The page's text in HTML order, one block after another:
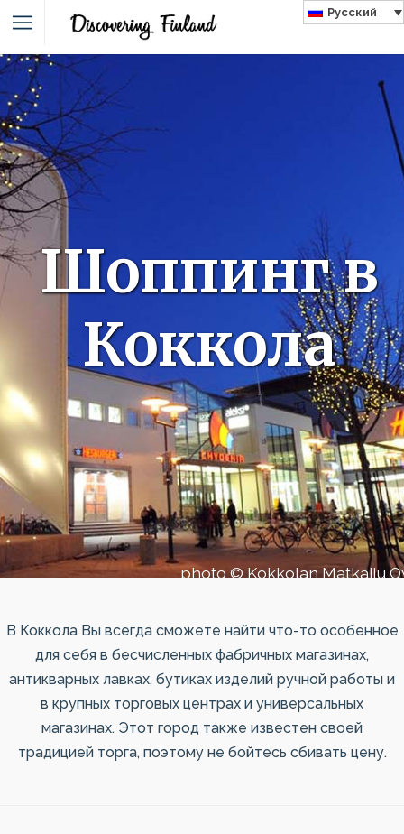
Русский
Шоппинг в
Коккола
photo © Kokkolan Matkailu
В Коккола Вы всегда сможете найти что-то особенное
для себя в бесчисленных фабричных магазинах,
антикварных лавках, бутиках изделий ручной работы и
в крупных торговых центрах и универсальных
магазинах. Этот город также известен своей
традицией торга, поэтому не бойтесь сбивать цену.